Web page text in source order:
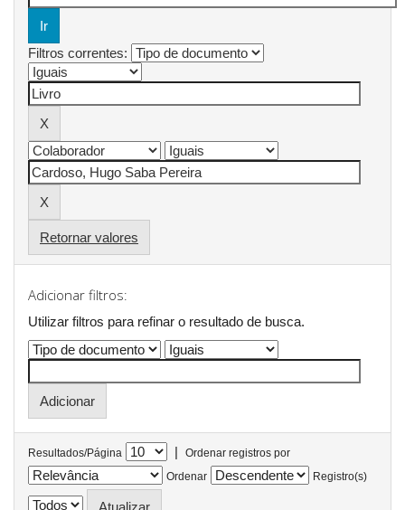
Filtros correntes:
Retornar valores
Adicionar filtros:
Utilizar filtros para refinar o resultado de busca.
Resultados/Página |
Ordenar registros por
Ordenar
Registro(s)